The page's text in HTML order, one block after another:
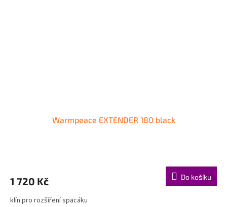
Warmpeace EXTENDER 180 black
1 720 Kč Do košíku
klín pro rozšíření spacáku